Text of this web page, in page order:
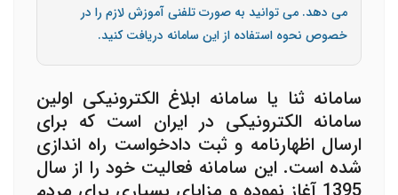
می دهد. می توانید به صورت تلفنی آموزش لازم را در
خصوص نحوه استفاده از این سامانه دریافت کنید.
سامانه ثنا یا سامانه ابلاغ الکترونیکی اولین
سامانه الکترونیکی در ایران است که برای
ارسال اظهارنامه و ثبت دادخواست راه اندازی
شده است. این سامانه فعالیت خود را از سال